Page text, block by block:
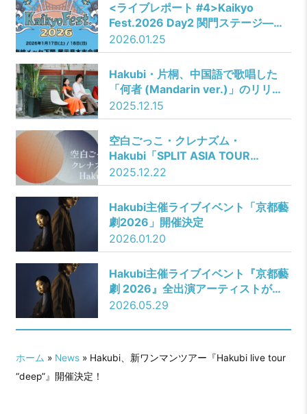
<ライブレポート #4>Kaikyo
Fest.2026 Day2 関門ステージ――
ゼロカル／Hakubi／シャイトープ／
TETORA／HERO COMPLEX／THE
BAWDIES／the奥歯’s
2026.01.25
Hakubi・片桐、中国語で歌唱した
「何者 (Mandarin ver.)」のリリー
スを発表
2025.12.15
空白ごっこ・クレナズム・
Hakubi「SPLIT ASIA TOUR
2026」開催決定
2025.12.22
Hakubi主催ライブイベント「京都藝
劇2026」開催決定
2026.01.20
Hakubi主催ライブイベント『京都藝
劇 2026』全出演アーティストが発
表！バンド所縁のラインナップが集
2026.05.29
ホーム » News» Hakubi、新ワンマンツアー『Hakubi live tour
“deep”』開催決定！